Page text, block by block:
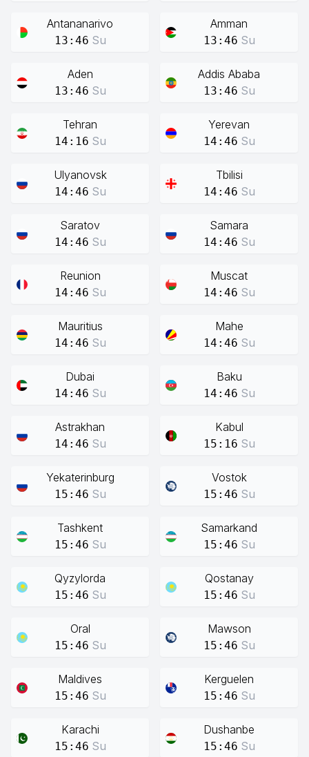
Antananarivo
13:46 Su
Amman
13:46 Su
Aden
13:46 Su
Addis Ababa
13:46 Su
Tehran
14:16 Su
Yerevan
14:46 Su
Ulyanovsk
14:46 Su
Tbilisi
14:46 Su
Saratov
14:46 Su
Samara
14:46 Su
Reunion
14:46 Su
Muscat
14:46 Su
Mauritius
14:46 Su
Mahe
14:46 Su
Dubai
14:46 Su
Baku
14:46 Su
Astrakhan
14:46 Su
Kabul
15:16 Su
Yekaterinburg
15:46 Su
Vostok
15:46 Su
Tashkent
15:46 Su
Samarkand
15:46 Su
Qyzylorda
15:46 Su
Qostanay
15:46 Su
Oral
15:46 Su
Mawson
15:46 Su
Maldives
15:46 Su
Kerguelen
15:46 Su
Karachi
15:46 Su
Dushanbe
15:46 Su